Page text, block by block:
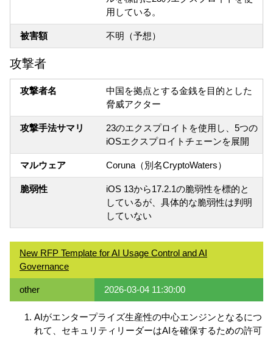
用している。
被害額 不明（予想）
攻撃者
攻撃者名
中国を拠点とする金銭を目的とした
脅威アクター
攻撃手法サマリ
23のエクスプロイトを使用し、5つの
iOSエクスプロイトチェーンを展開
マルウェア Coruna（別名CryptoWaters）
脆弱性
iOS 13から17.2.1の脆弱性を標的と
しているが、具体的な脆弱性は判明
していない
New RFP Template for AI Usage Control and AI
Governance
other 2026-03-04 11:30:00
AIがエンタープライズ生産性の中心エンジンとなるにつ
れて、セキュリティリーダーはAIを確保するための許可